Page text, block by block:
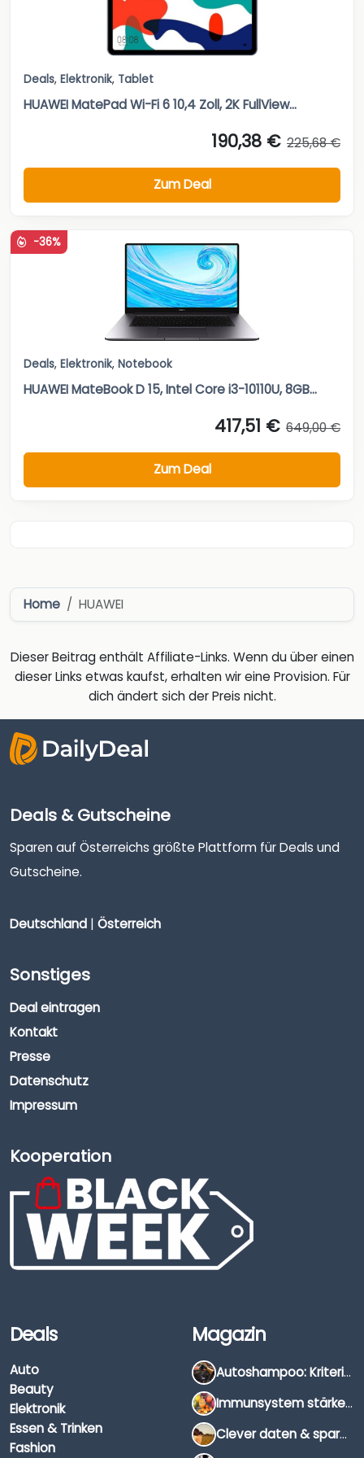
Deals, Elektronik, Tablet
HUAWEI MatePad Wi-Fi 6 10,4 Zoll, 2K FullView...
190,38 € 225,68 €
Zum Deal
-36%
Deals, Elektronik, Notebook
HUAWEI MateBook D 15, Intel Core i3-10110U, 8GB...
417,51 € 649,00 €
Zum Deal
Home HUAWEI
Dieser Beitrag enthält Affiliate-Links. Wenn du über einen
dieser Links etwas kaufst, erhalten wir eine Provision. Für
dich ändert sich der Preis nicht.
Deals & Gutscheine
Sparen auf Österreichs größte Plattform für Deals und
Gutscheine.
Deutschland | Österreich
Sonstiges
Deal eintragen
Kontakt
Presse
Datenschutz
Impressum
Kooperation
Deals
Auto
Beauty
Elektronik
Essen & Trinken
Fashion
Magazin
Autoshampoo: Kriterien, Unterschiede & Anwendung
Immunsystem stärken: Hausmittel, Vitamine & Wissenswertes
Clever daten & sparen: So findest du die besten Deals für Dates und Unternehmungen